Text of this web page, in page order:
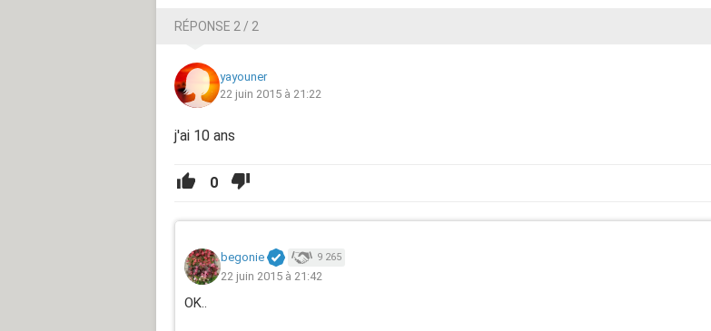
RÉPONSE 2 / 2
yayouner
22 juin 2015 à 21:22
j'ai 10 ans
0
begonie 9 265
22 juin 2015 à 21:42
OK..